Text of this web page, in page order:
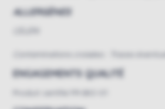
ALLERGÈNES
Contaminations croisées : Traces
ENGAGEMENTS QUALITÉ
Produit certifié FR-BIO-01